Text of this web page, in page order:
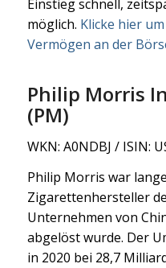
Einstieg schnell,
möglich. Klicke hier
Vermögen an der
Philip Morris
(PM)
WKN: A0NDBJ / ISIN:
Philip Morris war
Zigarettenhersteller
Unternehmen von
abgelöst wurde. Der
in 2020 bei 28,7